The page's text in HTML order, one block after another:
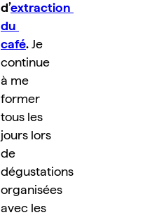
d’extraction
du
café. Je
continue
à me
former
tous les
jours lors
de
dégustations
organisées
avec les